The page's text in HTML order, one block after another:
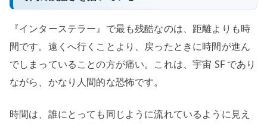
『インターステラー』で最も残酷なのは、距離よりも時
間です。遠くへ行くことより、戻ったときに時間が進ん
でしまっていることの方が痛い。これは、宇宙 SF であり
ながら、かなり人間的な恐怖です。
時間は、誰にとっても同じように流れているように見え